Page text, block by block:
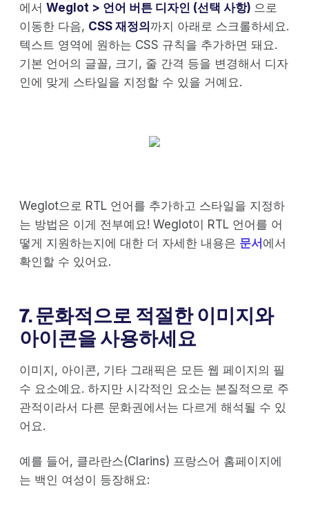
에서 Weglot > 언어 버튼 디자인 (선택 사항) 으로
이동한 다음, CSS 재정의 까지 아래로 스크롤하세요.
텍스트 영역에 원하는 CSS 규칙을 추가하면 돼요.
기본 언어의 글꼴, 크기, 줄 간격 등을 변경해서 디자
인에 맞게 스타일을 지정할 수 있을 거예요.
Weglot으로 RTL 언어를 추가하고 스타일을 지정하
는 방법은 이게 전부예요! Weglot이 RTL 언어를 어
떻게 지원하는지에 대한 더 자세한 내용은 문서 에서
확인할 수 있어요.
7. 문화적으로 적절한 이미지와
아이콘을 사용하세요
이미지, 아이콘, 기타 그래픽은 모든 웹 페이지의 필
수 요소예요. 하지만 시각적인 요소는 본질적으로 주
관적이라서 다른 문화권에서는 다르게 해석될 수 있
어요.
예를 들어, 클라란스(Clarins) 프랑스어 홈페이지에
는 백인 여성이 등장해요: